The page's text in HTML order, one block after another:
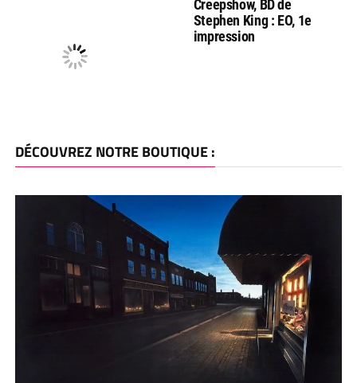
Creepshow, BD de
Stephen King : EO, 1e
impression
DÉCOUVREZ NOTRE BOUTIQUE :